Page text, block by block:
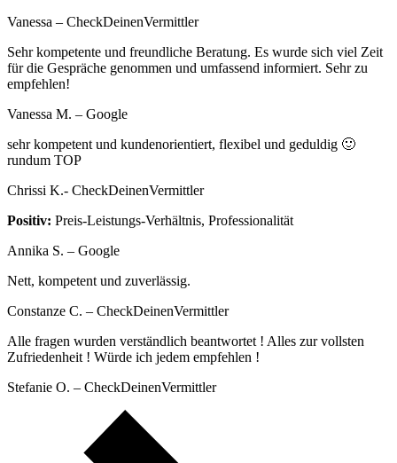
Vanessa – CheckDeinenVermittler
Sehr kompetente und freundliche Beratung. Es wurde sich viel Zeit
für die Gespräche genommen und umfassend informiert. Sehr zu
empfehlen!
Vanessa M. – Google
sehr kompetent und kundenorientiert, flexibel und geduldig 🙂
rundum TOP
Chrissi K.- CheckDeinenVermittler
Positiv: Preis-Leistungs-Verhältnis, Professionalität
Annika S. – Google
Nett, kompetent und zuverlässig.
Constanze C. – CheckDeinenVermittler
Alle fragen wurden verständlich beantwortet ! Alles zur vollsten
Zufriedenheit ! Würde ich jedem empfehlen !
Stefanie O. – CheckDeinenVermittler